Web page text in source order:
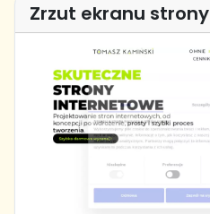
Zrzut ekranu strony